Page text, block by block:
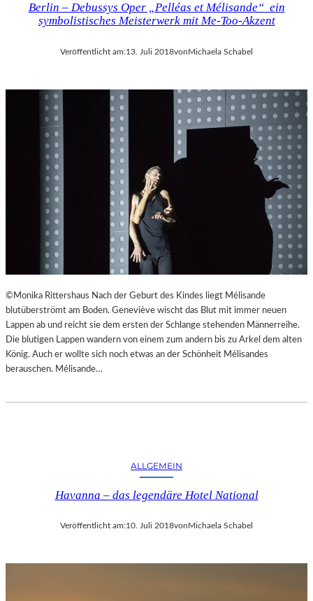
Berlin – Debussys Oper „Pelléas et Mélisande“ ein
symbolistisches Meisterwerk mit Me-Too-Akzent
Veröffentlicht am:13. Juli 2018vonMichaela Schabel
©Monika Rittershaus Nach der Geburt des Kindes liegt Mélisande
blutüberströmt am Boden. Geneviève wischt das Blut mit immer neuen
Lappen ab und reicht sie dem ersten der Schlange stehenden Männerreihe.
Die blutigen Lappen wandern von einem zum andern bis zu Arkel dem alten
König. Auch er wollte sich noch etwas an der Schönheit Mélisandes
berauschen. Mélisande…
ALLGEMEIN
Havanna – das legendäre Hotel National
Veröffentlicht am:10. Juli 2018vonMichaela Schabel